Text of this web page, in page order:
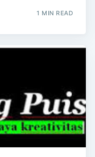
1 MIN READ